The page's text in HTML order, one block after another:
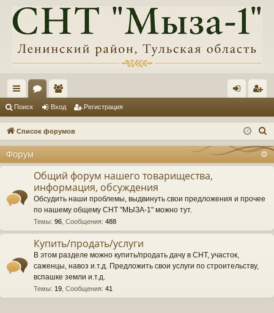
с
ы
и
ум
ол
ьз
ат
ел
и
д ис
ац
Поиск Вход Регистрация
Список форумов
Форум
Общий форум нашего товарищества,
информация, обсуждения
Обсудить наши проблемы, выдвинуть свои предложения и прочее
по нашему общему СНТ "МЫЗА-1" можно тут.
Темы: 96 Сообщения: 488
Купить/продать/услуги
В этом разделе можно купить/продать дачу в СНТ, участок,
саженцы, навоз и.т.д. Предложить свои услуги по строительству,
вспашке земли и.т.д.
Темы: 19 Сообщения: 41